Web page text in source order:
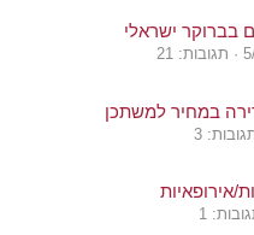
בברוקר ישראלי
תגובות: 21
במחיר למשתכן
3
אירופאיות
1